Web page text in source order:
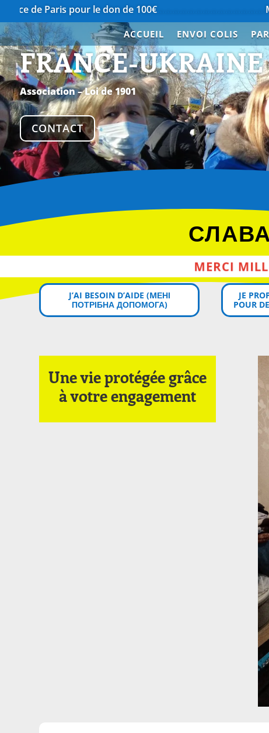
pour le don de 100€……………………………………. Merci à
ACCUEIL ENVOI COLIS
FRANCE-UKRAINE
Association – Loi de 1901
CONTACT
J’AI BESOIN D’AIDE (MЕНІ
ПОТРІБНА ДОПОМОГА)
JE
POUR
Une vie protégée grâce
à votre engagement